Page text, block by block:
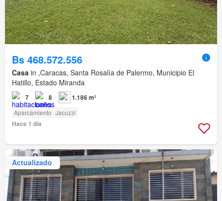
Bs 468.572.556
Casa in ,Caracas, Santa Rosalía de Palermo, Municipio El
Hatillo, Estado Miranda
7 8 1.186 m²
Aparcamiento Jacuzzi
Hace 1 día
Actualizado